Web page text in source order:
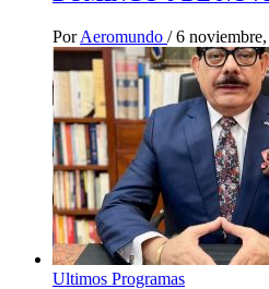
Por Aeromundo / 6
Ultimos Programas